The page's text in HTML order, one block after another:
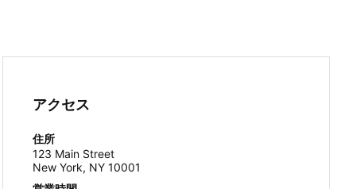
アクセス
住所
123 Main Street
New York, NY 10001